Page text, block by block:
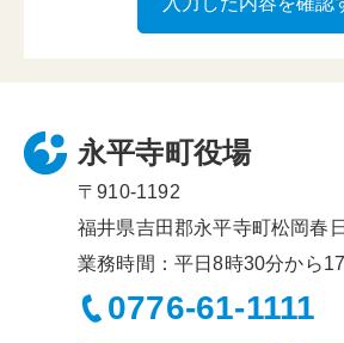
永平寺町役場
〒910-1192
福井県吉田郡永平寺町松岡春
業務時間：平日8時30分から
0776-61-1111